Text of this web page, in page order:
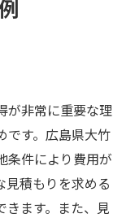
が非常に重要な理
です。広島県大竹
条件により費用が
見積もりを求める
きます。また、見